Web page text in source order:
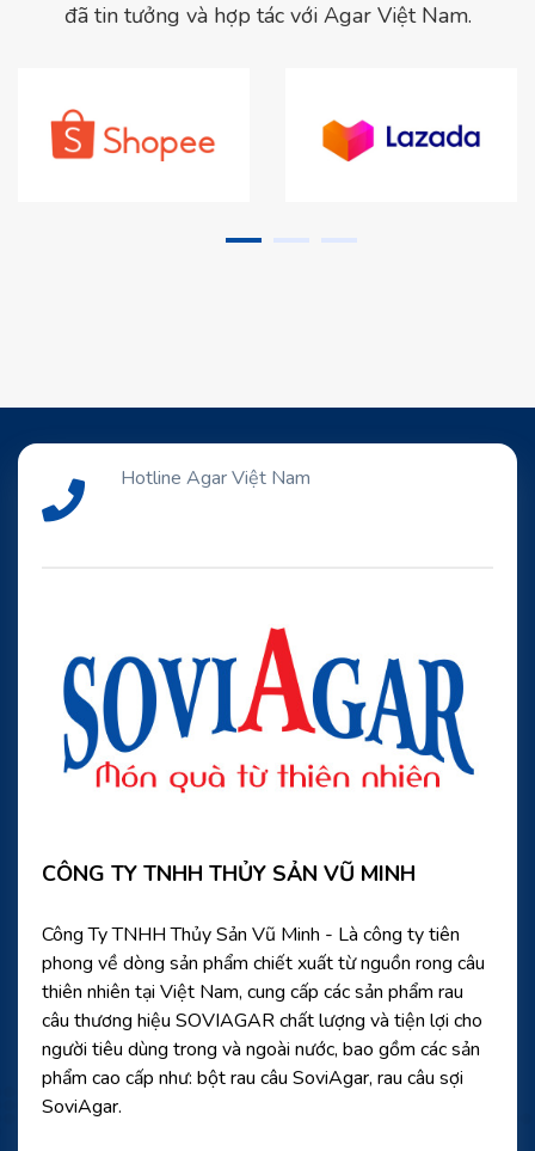
đã tin tưởng và hợp tác với Agar Việt Nam.
Hotline Agar Việt Nam
CÔNG TY TNHH THỦY SẢN VŨ MINH
Công Ty TNHH Thủy Sản Vũ Minh - Là công ty tiên
phong về dòng sản phẩm chiết xuất từ nguồn rong câu
thiên nhiên tại Việt Nam, cung cấp các sản phẩm rau
câu thương hiệu SOVIAGAR chất lượng và tiện lợi cho
người tiêu dùng trong và ngoài nước, bao gồm các sản
phẩm cao cấp như: bột rau câu SoviAgar, rau câu sợi
SoviAgar.